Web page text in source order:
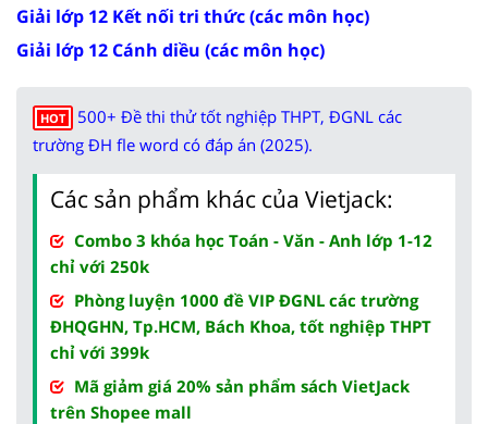
Giải lớp 12 Kết nối tri thức (các môn học)
Giải lớp 12 Cánh diều (các môn học)
HOT
500+ Đề thi thử tốt nghiệp THPT, ĐGNL các
trường ĐH fle word có đáp án (2025).
Các sản phẩm khác của Vietjack:
Combo 3 khóa học Toán - Văn - Anh lớp 1-12
chỉ với 250k
Phòng luyện 1000 đề VIP ĐGNL các trường
ĐHQGHN, Tp.HCM, Bách Khoa, tốt nghiệp THPT
chỉ với 399k
Mã giảm giá 20% sản phẩm sách VietJack
trên Shopee mall